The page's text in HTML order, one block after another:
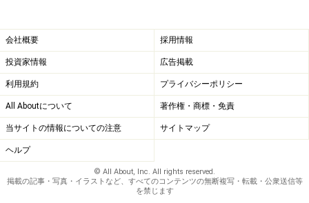
会社概要 採用情報
投資家情報 広告掲載
利用規約 プライバシーポリシー
All Aboutについて 著作権・商標・免責
当サイトの情報についての注意 サイトマップ
ヘルプ
© All About, Inc. All rights reserved.
掲載の記事・写真・イラストなど、すべてのコンテンツの無断複写・転載・公衆送信等
を禁じます